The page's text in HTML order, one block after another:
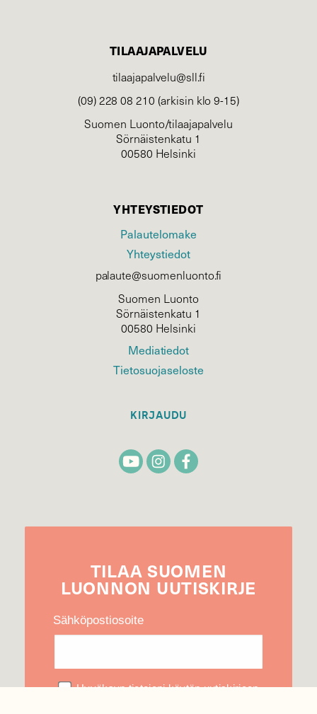
TILAAJAPALVELU
tilaajapalvelu@sll.fi
(09) 228 08 210 (arkisin klo 9-15)
Suomen Luonto/tilaajapalvelu
Sörnäistenkatu 1
00580 Helsinki
YHTEYSTIEDOT
Palautelomake
Yhteystiedot
palaute@suomenluonto.fi
Suomen Luonto
Sörnäistenkatu 1
00580 Helsinki
Mediatiedot
Tietosuojaseloste
KIRJAUDU
TILAA SUOMEN
LUONNON UUTIS­KIRJE
Sähköpostiosoite
Hyväksyn tietojeni käytön uutiskirjeen